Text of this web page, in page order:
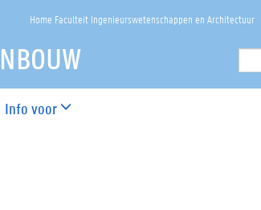
Zoek
Home Faculteit Ingenieurswetenschappen en Architectuur
Info voor